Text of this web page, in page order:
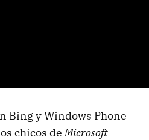
Bing y Windows Phone
chicos deMicrosoft